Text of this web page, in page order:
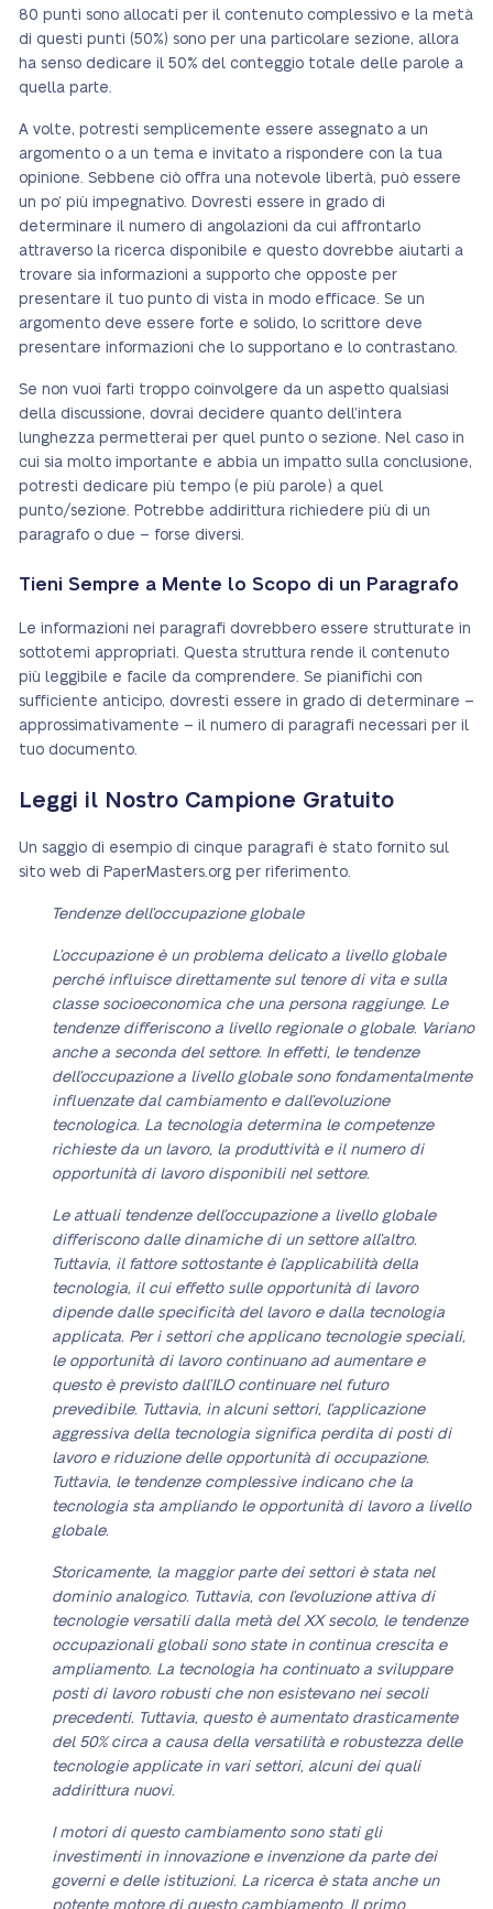
80 punti sono allocati per il contenuto complessivo e la metà
di questi punti (50%) sono per una particolare sezione, allora
ha senso dedicare il 50% del conteggio totale delle parole a
quella parte.
A volte, potresti semplicemente essere assegnato a un
argomento o a un tema e invitato a rispondere con la tua
opinione. Sebbene ciò offra una notevole libertà, può essere
un po’ più impegnativo. Dovresti essere in grado di
determinare il numero di angolazioni da cui affrontarlo
attraverso la ricerca disponibile e questo dovrebbe aiutarti a
trovare sia informazioni a supporto che opposte per
presentare il tuo punto di vista in modo efficace. Se un
argomento deve essere forte e solido, lo scrittore deve
presentare informazioni che lo supportano e lo contrastano.
Se non vuoi farti troppo coinvolgere da un aspetto qualsiasi
della discussione, dovrai decidere quanto dell’intera
lunghezza permetterai per quel punto o sezione. Nel caso in
cui sia molto importante e abbia un impatto sulla conclusione,
potresti dedicare più tempo (e più parole) a quel
punto/sezione. Potrebbe addirittura richiedere più di un
paragrafo o due – forse diversi.
Tieni Sempre a Mente lo Scopo di un Paragrafo
Le informazioni nei paragrafi dovrebbero essere strutturate in
sottotemi appropriati. Questa struttura rende il contenuto
più leggibile e facile da comprendere. Se pianifichi con
sufficiente anticipo, dovresti essere in grado di determinare –
approssimativamente – il numero di paragrafi necessari per il
tuo documento.
Leggi il Nostro Campione Gratuito
Un saggio di esempio di cinque paragrafi è stato fornito sul
sito web di PaperMasters.org per riferimento.
Tendenze dell’occupazione globale
L’occupazione è un problema delicato a livello globale
perché influisce direttamente sul tenore di vita e sulla
classe socioeconomica che una persona raggiunge. Le
tendenze differiscono a livello regionale o globale. Variano
anche a seconda del settore. In effetti, le tendenze
dell’occupazione a livello globale sono fondamentalmente
influenzate dal cambiamento e dall’evoluzione
tecnologica. La tecnologia determina le competenze
richieste da un lavoro, la produttività e il numero di
opportunità di lavoro disponibili nel settore.
Le attuali tendenze dell’occupazione a livello globale
differiscono dalle dinamiche di un settore all’altro.
Tuttavia, il fattore sottostante è l’applicabilità della
tecnologia, il cui effetto sulle opportunità di lavoro
dipende dalle specificità del lavoro e dalla tecnologia
applicata. Per i settori che applicano tecnologie speciali,
le opportunità di lavoro continuano ad aumentare e
questo è previsto dall’ILO continuare nel futuro
prevedibile. Tuttavia, in alcuni settori, l’applicazione
aggressiva della tecnologia significa perdita di posti di
lavoro e riduzione delle opportunità di occupazione.
Tuttavia, le tendenze complessive indicano che la
tecnologia sta ampliando le opportunità di lavoro a livello
globale.
Storicamente, la maggior parte dei settori è stata nel
dominio analogico. Tuttavia, con l’evoluzione attiva di
tecnologie versatili dalla metà del XX secolo, le tendenze
occupazionali globali sono state in continua crescita e
ampliamento. La tecnologia ha continuato a sviluppare
posti di lavoro robusti che non esistevano nei secoli
precedenti. Tuttavia, questo è aumentato drasticamente
del 50% circa a causa della versatilità e robustezza delle
tecnologie applicate in vari settori, alcuni dei quali
addirittura nuovi.
I motori di questo cambiamento sono stati gli
investimenti in innovazione e invenzione da parte dei
governi e delle istituzioni. La ricerca è stata anche un
potente motore di questo cambiamento. Il primo